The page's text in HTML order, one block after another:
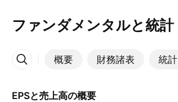
ファンダメンタルと統計
概要 財務諸表 統計
その他
EPSと売上高の概要